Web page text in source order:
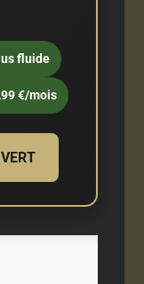
fluide
€/mois